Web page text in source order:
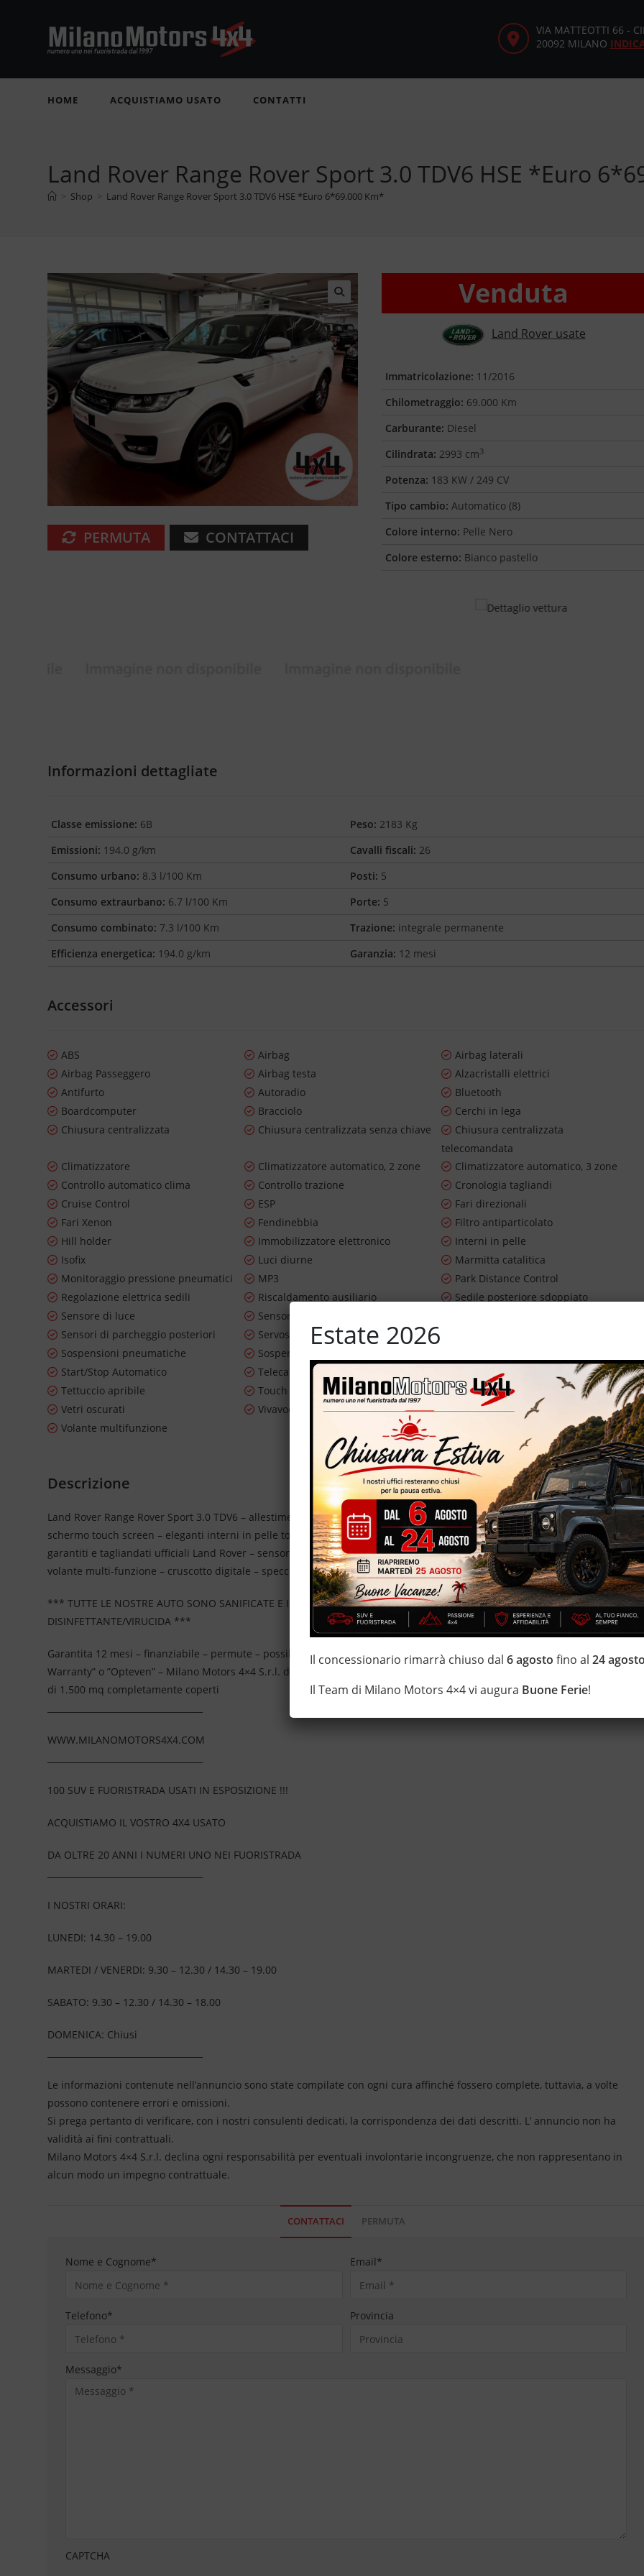
VIA MATTEOTTI 66 -
20092 MILANO
HOME ACQUISTIAMO USATO CONTATTI
Land Rover Range Rover Sport 3.0 TDV6 HSE *Euro
> Shop > Land Rover Range Rover Sport 3.0 TDV6 HSE *Euro 6*69.000 Km*
🔍
PERMUTA CONTATTACI
Venduta
Land Rover usate
Immatricolazione: 11/2016
Chilometraggio: 69.000 Km
Carburante: Diesel
Cilindrata: 2993 cm3
Potenza: 183 KW / 249 CV
Tipo cambio: Automatico (8)
Colore interno: Pelle Nero
Colore esterno: Bianco pastello
Informazioni dettagliate
Classe emissione: 6B
Emissioni: 194.0 g/km
Consumo urbano: 8.3 l/100 Km
Consumo extraurbano: 6.7 l/100 Km
Consumo combinato: 7.3 l/100 Km
Efficienza energetica: 194.0 g/km
Peso: 2183 Kg
Cavalli fiscali: 26
Posti: 5
Porte: 5
Trazione: integrale permanente
Garanzia: 12 mesi
Accessori
ABS Airbag
Airbag laterali
Airbag Passeggero
Airbag testa
Alzacristalli elettrici
Antifurto
Autoradio
Bluetooth
Boardcomputer
Bracciolo
Cerchi in lega
Chiusura centralizzata
Chiusura centralizzata senza chiave
Chiusura centralizzata
telecomandata
Climatizzatore
Climatizzatore automatico, 2 zone
Climatizzatore automatico, 3 zone
Controllo automatico clima
Controllo trazione
Cronologia tagliandi
Cruise Control
ESP
Fari direzionali
Fari Xenon
Fendinebbia
Filtro antiparticolato
Hill holder
Immobilizzatore elettronico
Interni in pelle
Isofix
Luci diurne
Marmitta catalitica
Monitoraggio pressione pneumatici
MP3
Park Distance Control
Regolazione elettrica sedili
Riscaldamento ausiliario
Sedile posteriore sdoppiato
Sensore di luce
Sensore di pioggia
Sensori di parcheggio posteriori
Servosterzo
Sospensioni pneumatiche
Sospensioni sportive
Start/Stop Automatico
Telecamera per parcheggio assistito
Tetto panorama
Tettuccio apribile
Touch screen
Trazione integrale
Vetri oscurati
Vivavoce
Volante in pelle
Volante multifunzione
Descrizione
Land Rover Range Rover Sport 3.0 TDV6 – allestimento HSE – 249 CV – cambio automatico – navigatore cartografico –
schermo touch screen – eleganti interni in pelle totale – euro 6B con dispositivo anti particolato (FAP) – 74.412 km certificati,
garantiti e tagliandati ufficiali Land Rover – sensori park – retrocamera per parcheggio assistito – cerchi in lega da 18” –
volante multi-funzione – cruscotto digitale – specchietti elettrici vernice metallizzata
*** TUTTE LE NOSTRE AUTO SONO SANIFICATE E IGIENIZZATE CON TRATTAMENTI DI VAPORE, OZONO E
DISINFETTANTE/VIRUCIDA ***
Garantita 12 mesi – finanziabile – permute – possibilità di estensione della garanzia con i leader del mercato ”Mapfre
Warranty” o ”Opteven” – Milano Motors 4×4 S.r.l. da più di 20 anni Numeri Uno Nei Fuoristrada con un’ esposizione da più
di 1.500 mq completamente coperti
WWW.MILANOMOTORS4X4.COM
100 SUV E FUORISTRADA USATI IN ESPOSIZIONE !!!
ACQUISTIAMO IL VOSTRO 4X4 USATO
DA OLTRE 20 ANNI I NUMERI UNO NEI FUORISTRADA
I NOSTRI ORARI:
LUNEDI: 14.30 – 19.00
MARTEDI / VENERDI: 9.30 – 12.30 / 14.30 – 19.00
SABATO: 9.30 – 12.30 / 14.30 – 18.00
DOMENICA: Chiusi
Le informazioni contenute nell’annuncio sono state compilate con ogni cura affinché fossero complete, tuttavia, a volte
possono contenere errori e omissioni.
Si prega pertanto di verificare, con i nostri consulenti dedicati, la corrispondenza dei dati descritti. L’ annuncio non ha
validità ai fini contrattuali.
Milano Motors 4×4 S.r.l. declina ogni responsabilità per eventuali involontarie incongruenze, che non rappresentano in
alcun modo un impegno contrattuale.
CONTATTACI PERMUTA
Nome e Cognome* Email*
Telefono* Provincia
Messaggio*
CAPTCHA
Estate 2026
Il concessionario rimarrà chiuso dal6 agosto fino al24
Il Team di Milano Motors 4×4 vi augura Buone Ferie!